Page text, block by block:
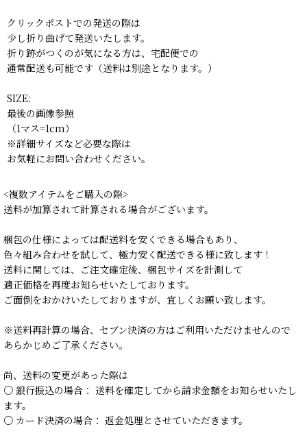
クリックポストでの発送の際は
少し折り曲げて発送いたします。
折り跡がつくのが気になる方は、宅配便での
通常配送も可能です（送料は別途となります。）
SIZE:
最後の画像参照
（1マス=1cm）
※詳細サイズなど必要な際は
お気軽にお問い合わせください。
<複数アイテムをご購入の際>
送料が加算されて計算される場合がございます。
梱包の仕様によっては配送料を安くできる場合もあり、
色々組み合わせを試して、極力安く配送できる様に致します！
送料に関しては、ご注文確定後、梱包サイズを計測して
適正価格を再度お知らせいたしております。
ご面倒をおかけいたしておりますが、宜しくお願い致します。
※送料再計算の場合、セブン決済の方はご利用いただけませんので
あらかじめご了承ください。
尚、送料の変更があった際は
○ 銀行振込の場合： 送料を確定してから請求金額をお知らせいたし
ます。
○ カード決済の場合： 返金処理とさせていただきます。